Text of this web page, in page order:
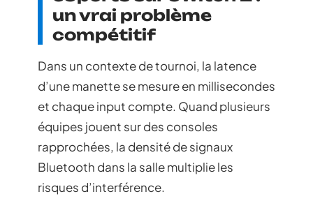
un vrai problème
compétitif
Dans un contexte de tournoi, la latence
d’une manette se mesure en millisecondes
et chaque input compte. Quand plusieurs
équipes jouent sur des consoles
rapprochées, la densité de signaux
Bluetooth dans la salle multiplie les
risques d’interférence.